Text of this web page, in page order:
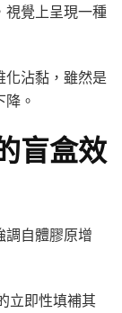
視覺上呈現一種
化沾黏，雖然是
。
盲盒效
調自體膠原增
立即性填補其